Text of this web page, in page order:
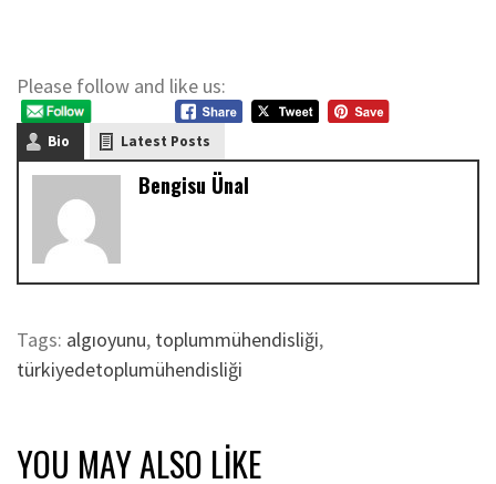
Please follow and like us:
Bio Latest Posts
Bengisu Ünal
Tags: algıoyunu, toplummühendisliği,
türkiyedetoplumühendisliği
YOU MAY ALSO LIKE